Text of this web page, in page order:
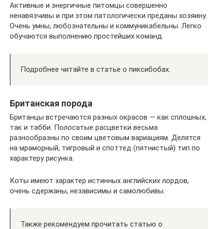
Активные и энергичные питомцы совершенно
ненавязчивы и при этом патологически преданы хозяину.
Очень умны, любознательны и коммуникабельны. Легко
обучаются выполнению простейших команд.
Подробнее читайте в статье о пиксибобах.
Британская порода
Британцы встречаются разных окрасов — как сплошных,
так и табби. Полосатые расцветки весьма
разнообразны по своим цветовым вариациям. Делятся
на мраморный, тигровый и споттед (пятнистый) тип по
характеру рисунка.
Коты имеют характер истинных английских лордов,
очень сдержаны, независимы и самолюбивы.
Также рекомендуем прочитать статью о